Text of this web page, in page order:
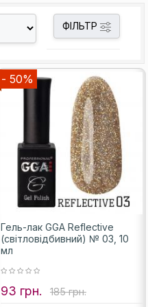
ФІЛЬТР
- 50%
Гель-лак GGA Reflective
(світловідбивний) № 03, 10
мл
93 грн. 185 грн.